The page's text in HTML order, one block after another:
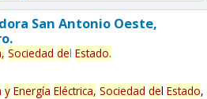
San Antonio Oeste,
Sociedad del Estado.
y Energía Eléctrica, Sociedad del Estado,